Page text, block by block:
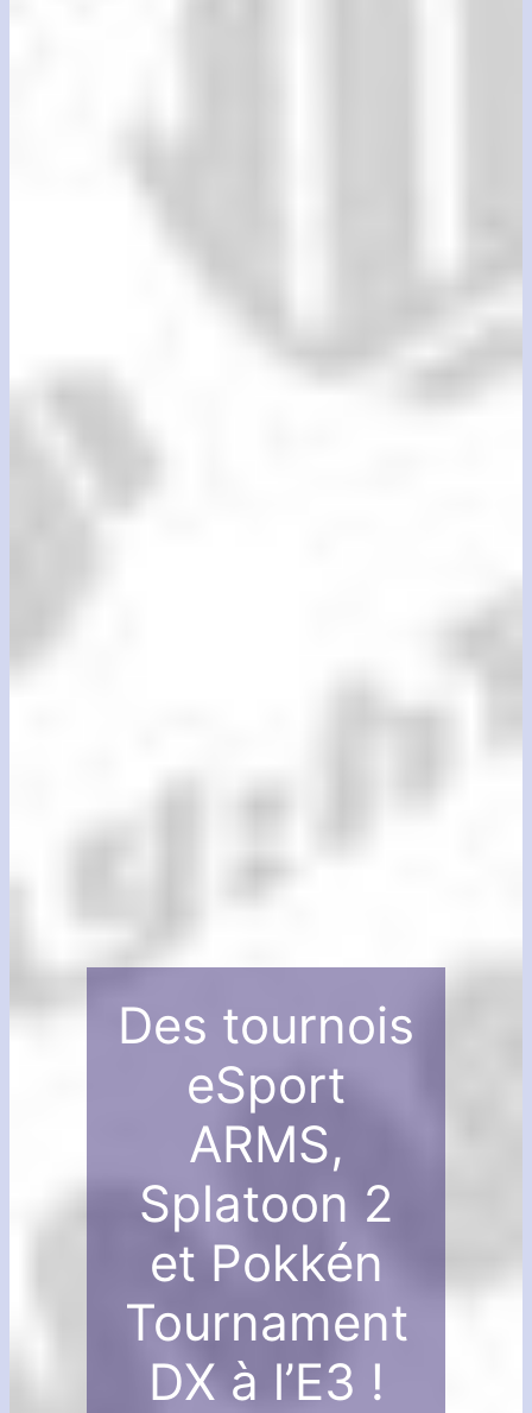
Des tournois
eSport
ARMS,
Splatoon 2
et Pokkén
Tournament
DX à l’E3 !